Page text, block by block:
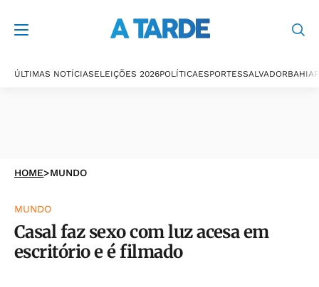
ÚLTIMAS NOTÍCIASELEIÇÕES 2026POLÍTICAESPORTESSALVADORBAHIA
HOME>MUNDO
MUNDO
Casal faz sexo com luz acesa em
escritório e é filmado